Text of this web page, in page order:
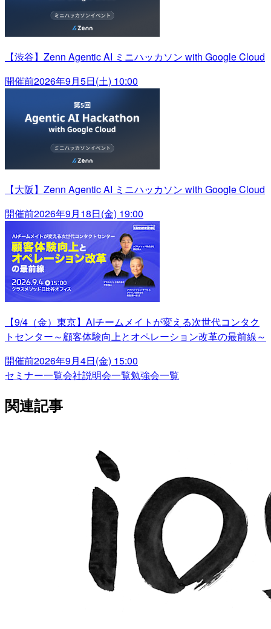
【渋谷】Zenn Agentic AI ミニハッカソン with Google Cloud
開催前2026年9月5日(土) 10:00
【大阪】Zenn Agentic AI ミニハッカソン with Google Cloud
開催前2026年9月18日(金) 19:00
【9/4（金）東京】AIチームメイトが変える次世代コンタク
トセンター～顧客体験向上とオペレーション改革の最前線～
開催前2026年9月4日(金) 15:00
セミナー一覧会社説明会一覧勉強会一覧
関連記事